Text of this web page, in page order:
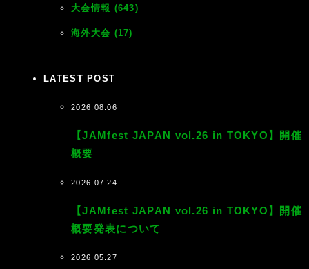
大会情報 (643)
海外大会 (17)
LATEST POST
2026.08.06
【JAMfest JAPAN vol.26 in TOKYO】開催
概要
2026.07.24
【JAMfest JAPAN vol.26 in TOKYO】開催
概要発表について
2026.05.27